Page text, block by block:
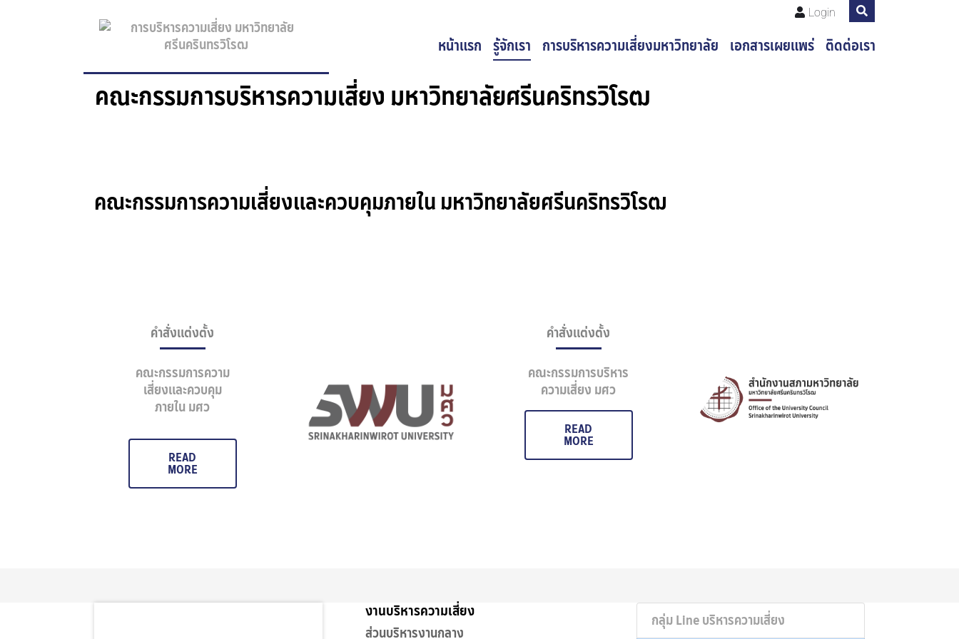
Login
หน้าแรก รู้จักเรา การบริหารความเสี่ยงมหาวิทยาลัย เอกสารเผยแพร่ ติดต่อเรา
คณะกรรมการบริหารความเสี่ยง มหาวิทยาลัยศรีนคริทรวิโรฒ
คณะกรรมการความเสี่ยงและควบคุมภายใน มหาวิทยาลัยศรีนคริทรวิโรฒ
คำสั่งแต่งตั้ง
คณะกรรมการความ
เสี่ยงและควบคุม
ภายใน มศว
READ
MORE
คำสั่งแต่งตั้ง
คณะกรรมการบริหาร
ความเสี่ยง มศว
READ
MORE
งานบริหารความเสี่ยง
ส่วนบริหารงานกลาง
กลุ่ม Line บริหารความเสี่ยง